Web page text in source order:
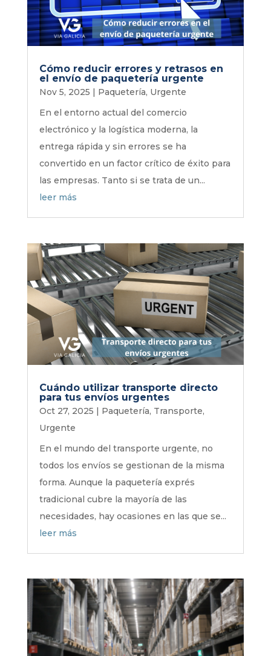
Cómo reducir errores y retrasos en
el envío de paquetería urgente
Nov 5, 2025 Paquetería, Urgente
En el entorno actual del comercio
electrónico y la logística moderna, la
entrega rápida y sin errores se ha
convertido en un factor crítico de éxito para
las empresas. Tanto si se trata de un...
leer más
Cuándo utilizar transporte directo
para tus envíos urgentes
Oct 27, 2025 | Paquetería, Transporte,
Urgente
En el mundo del transporte urgente, no
todos los envíos se gestionan de la misma
forma. Aunque la paquetería exprés
tradicional cubre la mayoría de las
necesidades, hay ocasiones en las que se...
leer más